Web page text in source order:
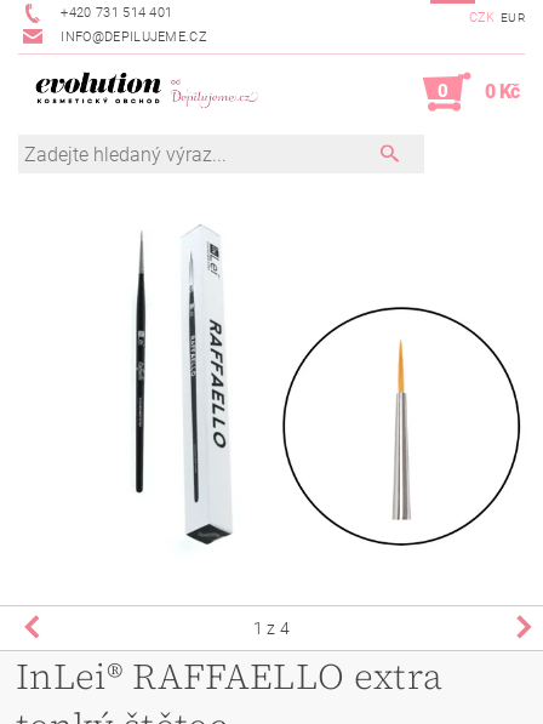
+420 731 514 401
INFO@DEPILUJEME.CZ
CZK EUR
0 0 Kč
1 z 4
InLei® RAFFAELLO extra